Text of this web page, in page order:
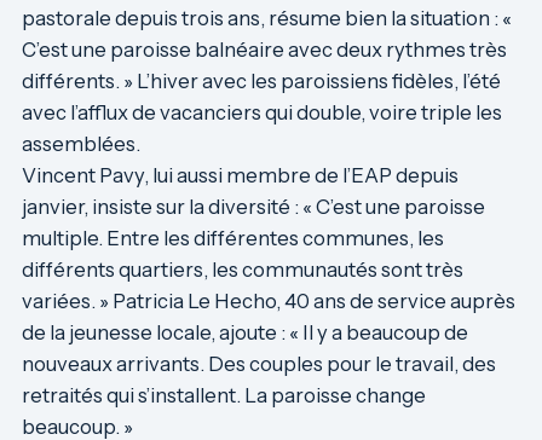
pastorale depuis trois ans, résume bien la situation : «
C’est une paroisse balnéaire avec deux rythmes très
différents. » L’hiver avec les paroissiens fidèles, l’été
avec l’afflux de vacanciers qui double, voire triple les
assemblées.
Vincent Pavy, lui aussi membre de l’EAP depuis
janvier, insiste sur la diversité : « C’est une paroisse
multiple. Entre les différentes communes, les
différents quartiers, les communautés sont très
variées. » Patricia Le Hecho, 40 ans de service auprès
de la jeunesse locale, ajoute : « Il y a beaucoup de
nouveaux arrivants. Des couples pour le travail, des
retraités qui s’installent. La paroisse change
beaucoup. »